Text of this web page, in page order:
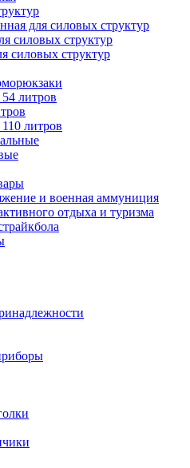
для силовых структур
силовых структур
силовых структур
литров
литров
и военная аммуниция
отдыха и туризма